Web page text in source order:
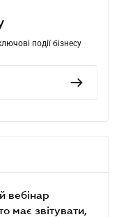
події бізнесу
вебінар
має звітувати,